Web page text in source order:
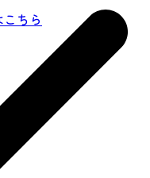
ちら